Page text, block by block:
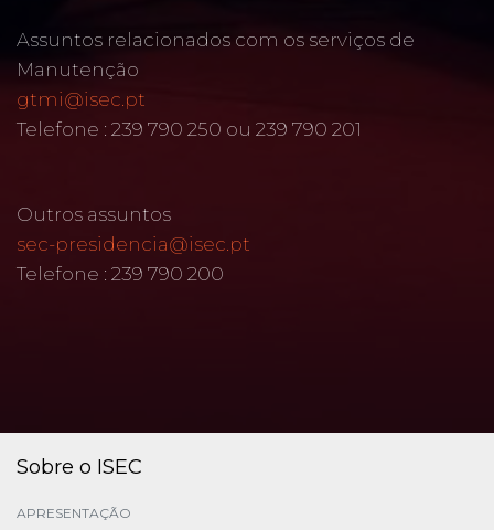
Assuntos relacionados com os serviços de
Manutenção
gtmi@isec.pt
Telefone : 239 790 250 ou 239 790 201
Outros assuntos
sec-presidencia@isec.pt
Telefone : 239 790 200
Sobre o ISEC
APRESENTAÇÃO